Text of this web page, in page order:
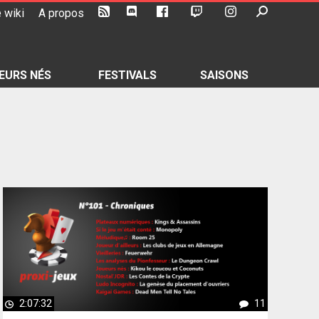
wiki A propos
NÉS FESTIVALS SAISONS
2:07:32 11